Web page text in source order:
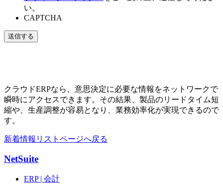
い。
CAPTCHA
クラウドERPなら、意思決定に必要な情報をネットワークで
瞬時にアクセスできます。その結果、製品のリードタイム短
縮や、生産調整が容易となり、業務効率化が実現できるので
す。
新着情報リストページへ戻る
NetSuite
ERP | 会計